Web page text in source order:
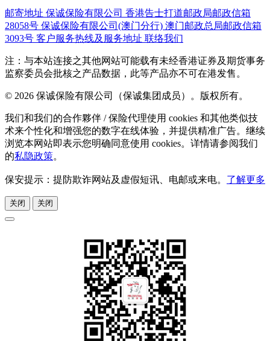
邮寄地址 保诚保险有限公司 香港告士打道邮政局邮政信箱
28058号 保诚保险有限公司(澳门分行) 澳门邮政总局邮政信箱
3093号 客户服务热线及服务地址 联络我们
注：与本站连接之其他网站可能载有未经香港证券及期货事务
监察委员会批核之产品数据，此等产品亦不可在港发售。
© 2026 保诚保险有限公司（保诚集团成员）。版权所有。
我们和我们的合作夥伴 / 保险代理使用 cookies 和其他类似技
术来个性化和增强您的数字在线体验，并提供精准广告。继续
浏览本网站即表示您明确同意使用 cookies。详情请参阅我们
的私隐政策。
保安提示：提防欺诈网站及虚假短讯、电邮或来电。 了解更多
关闭 关闭